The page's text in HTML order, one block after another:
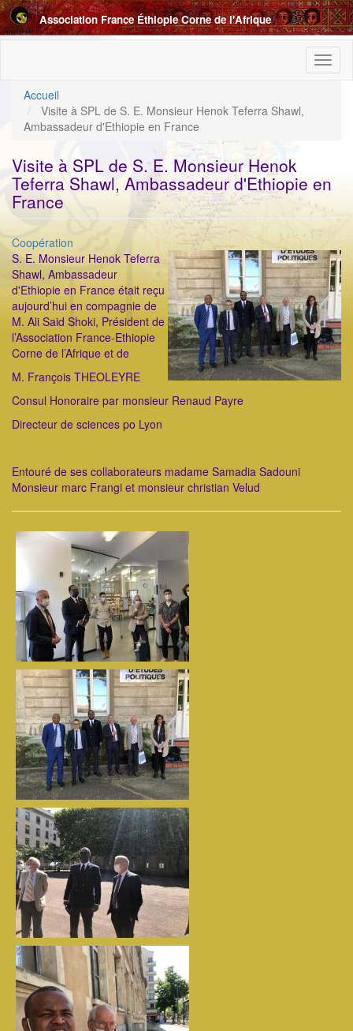
Aller
au
contenu
Association France Éthiopie Corne de l'Afrique
Accueil
Visite à SPL de S. E. Monsieur Henok Teferra Shawl,
Ambassadeur d'Ethiopie en France
Visite à SPL de S. E. Monsieur Henok
Teferra Shawl, Ambassadeur d'Ethiopie en
France
Catégorie
Coopération
ImageenAvant
S. E. Monsieur Henok Teferra
Shawl, Ambassadeur
d'Ethiopie en France était reçu
aujourd’hui en compagnie de
M. Ali Said Shoki, Président de
l’Association France-Ethiopie
Corne de l’Afrique et de
M. François THEOLEYRE
Consul Honoraire par monsieur Renaud Payre
Directeur de sciences po Lyon
Entouré de ses collaborateurs madame Samadia Sadouni
Monsieur marc Frangi et monsieur christian Velud